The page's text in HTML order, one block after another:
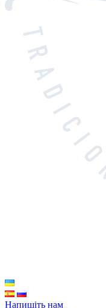
Напишіть нам